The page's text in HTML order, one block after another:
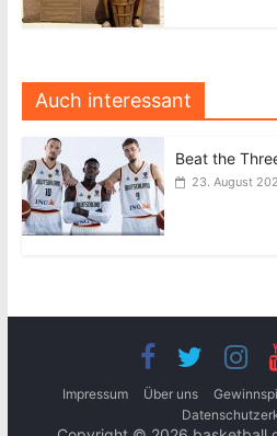
Auch interessant
Beat the
23. August
Impressum Über uns